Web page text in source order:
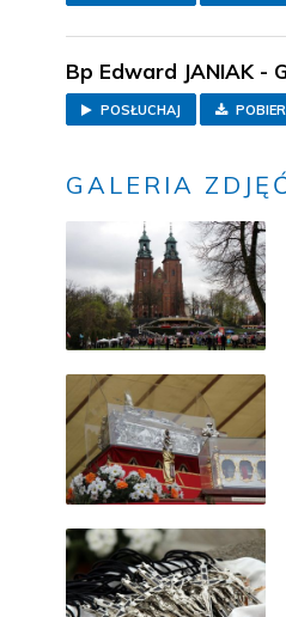
Bp Edward JANIAK -
POSŁUCHAJ
GALERIA